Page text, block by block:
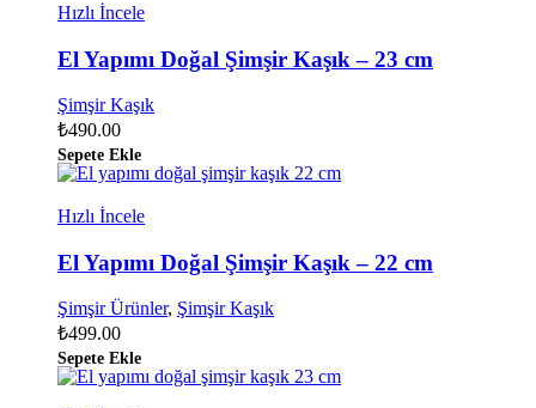
Hızlı İncele
El Yapımı Doğal Şimşir Kaşık – 23 cm
Şimşir Kaşık
₺490.00
Sepete Ekle
Hızlı İncele
El Yapımı Doğal Şimşir Kaşık – 22 cm
Şimşir Ürünler, Şimşir Kaşık
₺499.00
Sepete Ekle